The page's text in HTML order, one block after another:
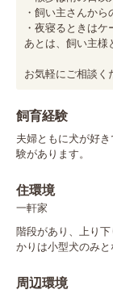
・飼い主さんから
・夜寝るときはケ
あとは、飼い主様
お気軽にご相談く
飼育経験
夫婦ともに犬が好
験があります。
住環境
一軒家
階段があり、上り
かりは小型犬のみと
周辺環境